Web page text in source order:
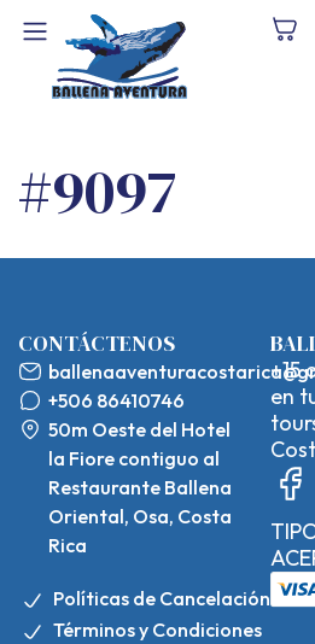
#9097
CONTÁCTENOS
+506 86410746
50m Oeste del Hotel
la Fiore contiguo al
Restaurante Ballena
Oriental, Osa, Costa
Rica
Políticas de Cancelación
Términos y Condiciones
+15
en